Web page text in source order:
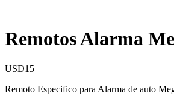
Remotos Alarma
USD15
Remoto Especifico para Alarma de auto